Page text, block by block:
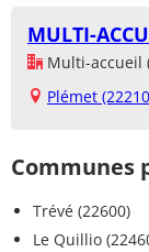
MULTI-
Multi-accueil
Plémet
Communes
Trévé (22600)
Le Quillio